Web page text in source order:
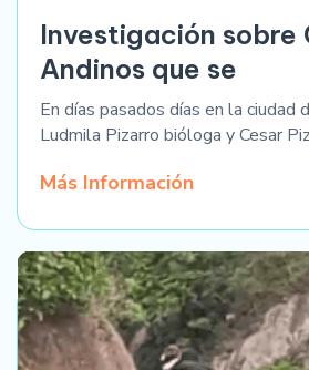
Investigación sobre
Andinos que se
En días pasados días en la ciudad
Ludmila Pizarro bióloga y Cesar
Más Información